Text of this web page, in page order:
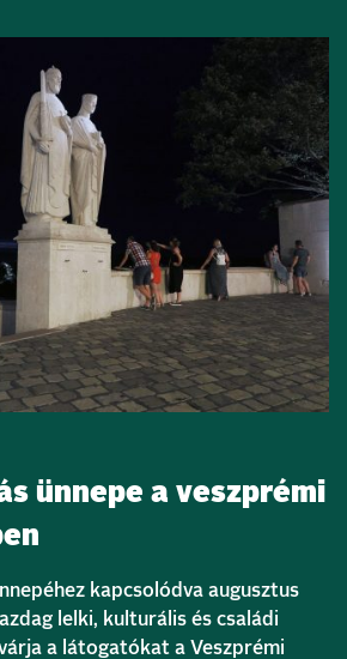
ünnepe a veszprémi
kapcsolódva augusztus
lelki, kulturális és családi
a látogatókat a Veszprémi